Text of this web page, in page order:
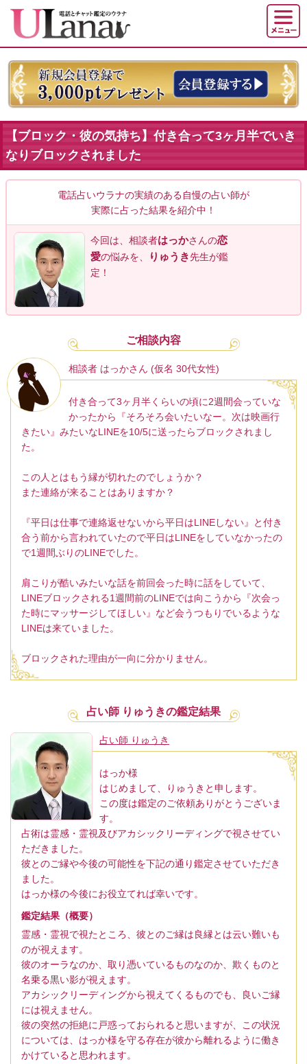
【ブロック・彼の気持ち】付き合って3ヶ月半でいき
なりブロックされました
電話占いウラナの実績のある自慢の占い師が
実際に占った結果を紹介中！
今回は、相談者はっかさんの恋
愛の悩みを、 りゅうき先生が鑑
定！
ご相談内容
相談者 はっかさん (仮名 30代女性)
付き合って3ヶ月半くらいの頃に2週間会っていな
かったから『そろそろ会いたいなー。次は映画行
きたい』みたいなLINEを10/5に送ったらブロックされまし
た。
この人とはもう縁が切れたのでしょうか？
また連絡が来ることはありますか？
『平日は仕事で連絡返せないから平日はLINEしない』と付き
合う前から言われていたので平日はLINEをしていなかったの
で1週間ぶりのLINEでした。
肩こりが酷いみたいな話を前回会った時に話をしていて、
LINEブロックされる1週間前のLINEでは向こうから『次会っ
た時にマッサージしてほしい』など会うつもりでいるような
LINEは来ていました。
ブロックされた理由が一向に分かりません。
占い師 りゅうきの鑑定結果
占い師 りゅうき
はっか様
はじめまして、りゅうきと申します。
この度は鑑定のご依頼ありがとうございま
す。
占術は霊感・霊視及びアカシックリーディングで視させてい
ただきました。
彼とのご縁や今後の可能性を下記の通り鑑定させていただき
ました。
はっか様の今後にお役立てれば幸いです。
鑑定結果（概要）
霊感・霊視で視たところ、彼とのご縁は良縁とは云い難いも
のが視えます。
彼のオーラなのか、取り憑いているものなのか、欺くものと
名乗る黒い影が視えます。
アカシックリーディングから視えてくるものでも、良いご縁
には視えません。
彼の突然の拒絶に戸惑っておられると思いますが、この状況
については、はっか様を守る存在が彼から離れるように働き
かけていると思われます。